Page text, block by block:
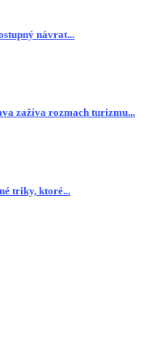
návrat...
zažíva rozmach turizmu...
triky, ktoré...